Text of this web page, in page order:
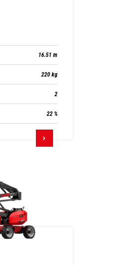
16.51 m
220 kg
2
22 %